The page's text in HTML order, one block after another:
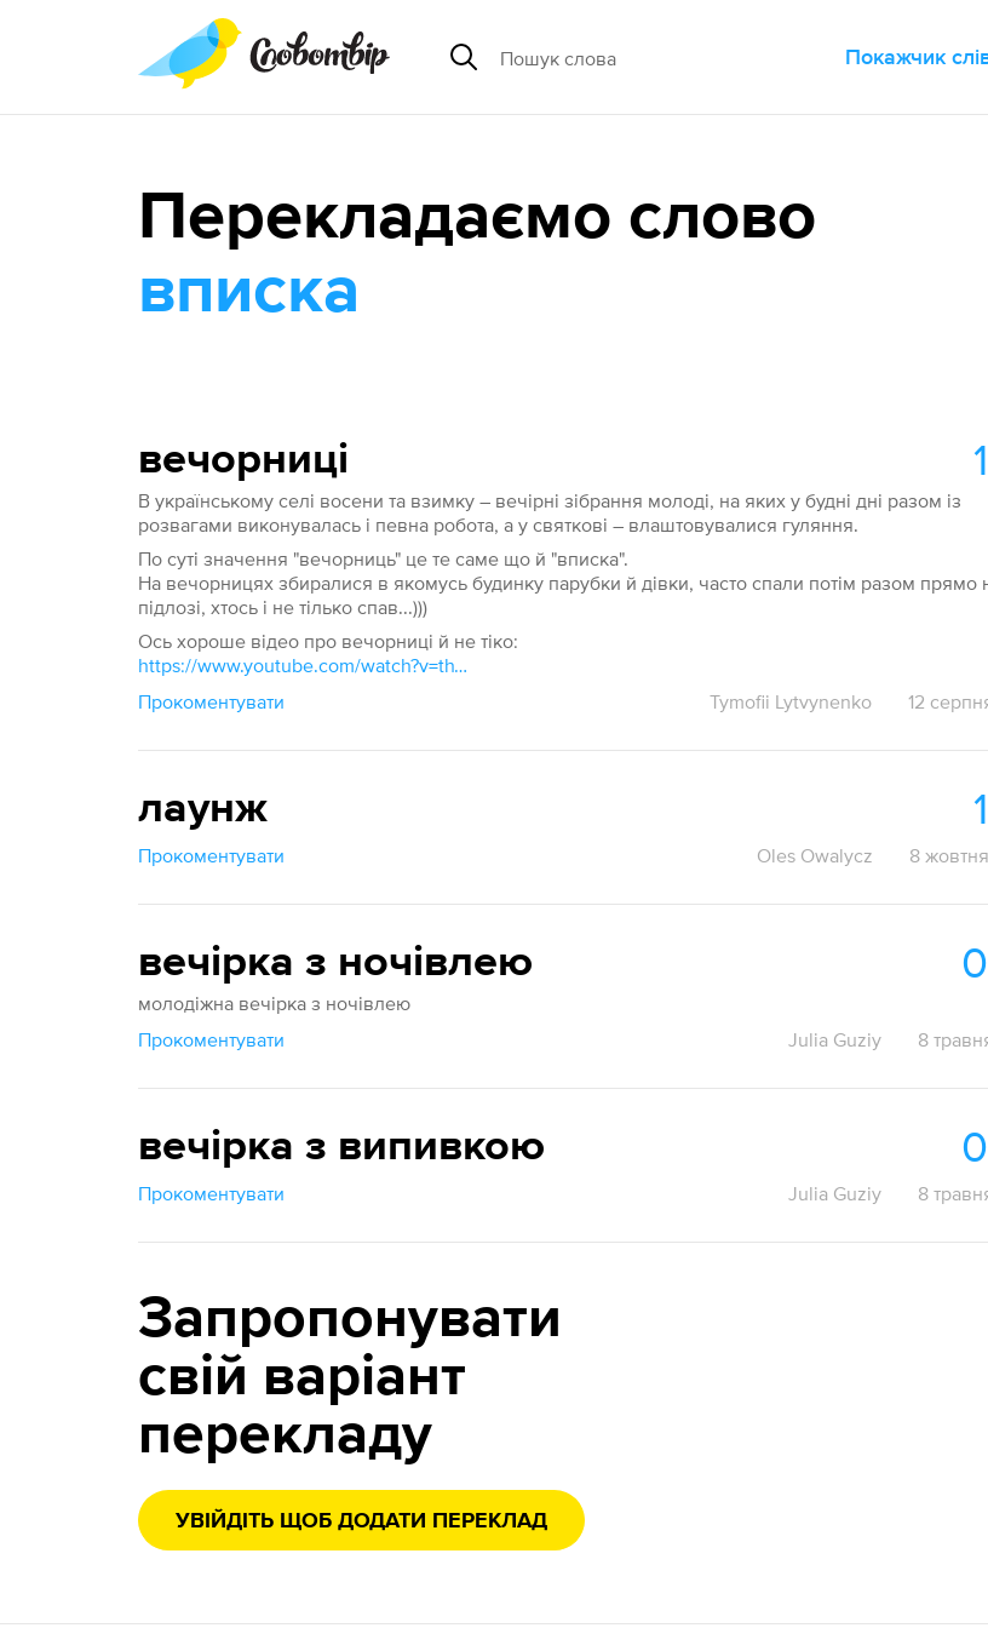
Покажчик
Перекладаємо слово
вписка
вечорниці 1
В українському селі восени та взимку – вечірні зібрання молоді, на яких у будні дні разом із
розвагами виконувалась і певна робота, а у святкові – влаштовувалися гуляння.
По суті значення "вечорниць" це те саме що й "вписка".
На вечорницях збиралися в якомусь будинку парубки й дівки, часто спали потім разом прямо
підлозі, хтось і не тілько спав...)))
Ось хороше відео про вечорниці й не тіко:
https://www.youtube.com/watch?v=thVbHyxefZY
Прокоментувати
Tymofii Lytvynenko 12
лаунж 1
Прокоментувати Oles Owalycz 8
вечірка з ночівлею 0
молодіжна вечірка з ночівлею
Прокоментувати
Julia Guziy 8
вечірка з випивкою 0
Прокоментувати Julia Guziy 8
Запропонувати
свій варіант
перекладу
УВІЙДІТЬ ЩОБ ДОДАТИ ПЕРЕКЛАД